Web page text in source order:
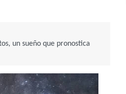
un sueño que pronostica